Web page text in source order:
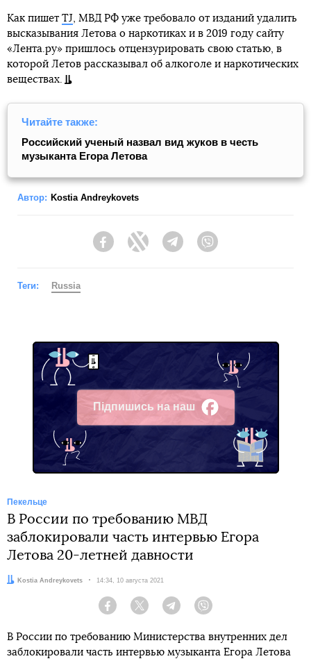
Как пишет TJ , МВД РФ уже требовало от изданий удалить
высказывания Летова о наркотиках и в 2019 году сайту
«Лента.ру» пришлось отцензурировать свою статью, в
которой Летов рассказывал об алкоголе и наркотических
веществах.
Читайте также:
Российский ученый назвал вид жуков в честь
музыканта Егора Летова
Автор: Kostia Andreykovets
FacebookTwitter Telegram
Теги: Russia
Підпишись на наш
Facebook
Пекельце
В России по требованию МВД
заблокировали часть интервью Егора
Летова 20-летней давности
Автор:Kostia Andreykovets Дата:
14:34, 10 августа 2021
Facebook Twitter Telegram
В России по требованию Министерства внутренних дел
заблокировали часть интервью музыканта Егора Летова